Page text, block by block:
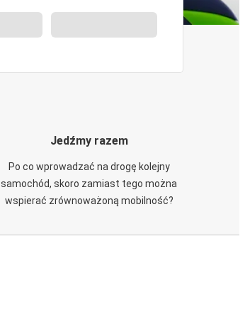
Jedźmy razem
Po co wprowadzać na drogę kolejny
samochód, skoro zamiast tego można
wspierać zrównoważoną mobilność?